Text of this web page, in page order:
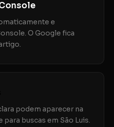
e
O Google fica
podem aparecer na
buscas em São Luis.